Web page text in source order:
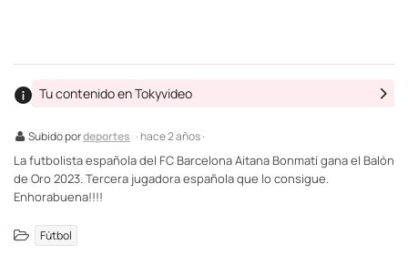
Subido pordeportes · hace 2 años ·
Tu contenido en Tokyvideo
La futbolista española del FC Barcelona Aitana Bonmatí gana el Balón
de Oro 2023. Tercera jugadora española que lo consigue.
Enhorabuena!!!!
Fútbol